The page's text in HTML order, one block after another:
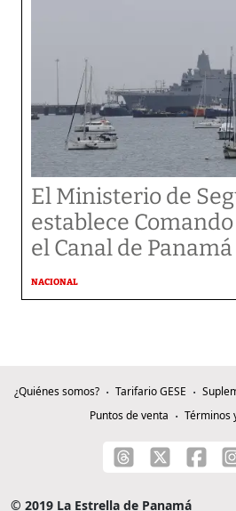
El Ministerio de
establece
el Canal de Panamá
NACIONAL
¿Quiénes somos? Tarifario GESE
Puntos de venta
Términos
© 2019 La Estrella de Panamá